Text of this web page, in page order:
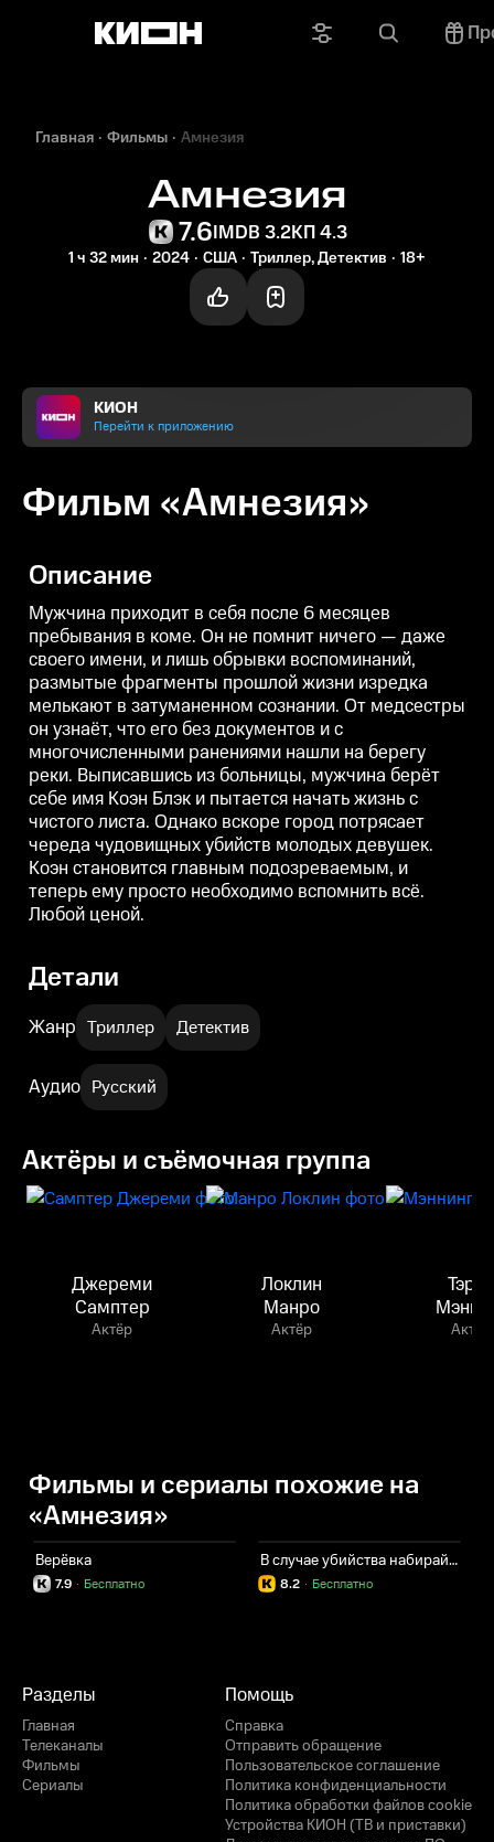
Главная Фильмы Амнезия
Амнезия
7.6IMDB 3.2КП 4.3
1 ч 32 мин 2024 США Триллер, Детектив 18+
КИОН
Перейти к приложению
Фильм «Амнезия»
Описание
Мужчина приходит в себя после 6 месяцев
пребывания в коме. Он не помнит ничего — даже
своего имени, и лишь обрывки воспоминаний,
размытые фрагменты прошлой жизни изредка
мелькают в затуманенном сознании. От медсестры
он узнаёт, что его без документов и с
многочисленными ранениями нашли на берегу
реки. Выписавшись из больницы, мужчина берёт
себе имя Коэн Блэк и пытается начать жизнь с
чистого листа. Однако вскоре город потрясает
череда чудовищных убийств молодых девушек.
Коэн становится главным подозреваемым, и
теперь ему просто необходимо вспомнить всё.
Любой ценой.
Детали
Жанр Триллер Детектив
Аудио Русский
Актёры и съёмочная группа
Джереми
Самптер
Актёр
Локлин
Манро
Актёр Актёр
Фильмы и сериалы похожие на
«Амнезия»
Верёвка
7.9 Бесплатно
·
В случае убийства набирайте "М"
8.2 Бесплатно
·
Разделы
Главная
Телеканалы
Фильмы
Сериалы
Помощь
Справка
Отправить обращение
Пользовательское соглашение
Политика конфиденциальности
Политика обработки файлов cookie
Устройства КИОН (ТВ и приставки)